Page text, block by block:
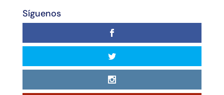
Síguenos